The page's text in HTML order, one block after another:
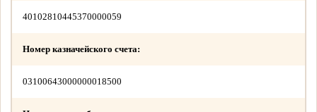
40102810445370000059
Номер казначейского счета:
03100643000000018500